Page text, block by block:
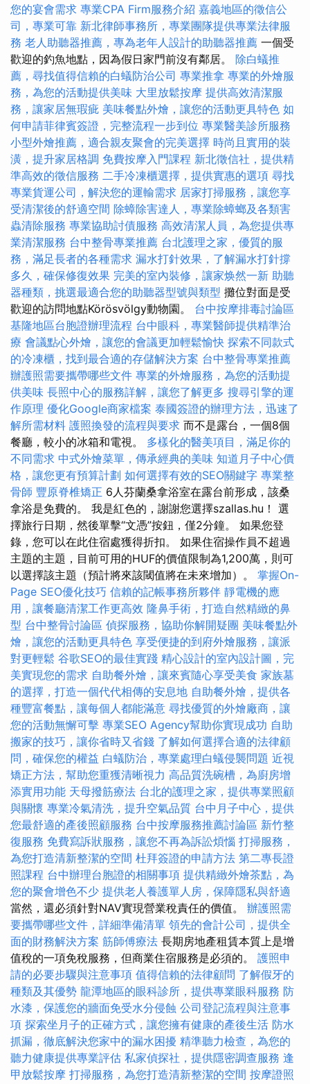
您的宴會需求 專業CPA Firm服務介紹 嘉義地區的徵信公
司，專業可靠 新北律師事務所，專業團隊提供專業法律服
務 老人助聽器推薦，專為老年人設計的助聽器推薦 一個受
歡迎的釣魚地點，因為假日家門前沒有鄰居。 除白蟻推
薦，尋找值得信賴的白蟻防治公司 專業推拿 專業的外燴服
務，為您的活動提供美味 大里放鬆按摩 提供高效清潔服
務，讓家居無瑕疵 美味餐點外燴，讓您的活動更具特色 如
何申請菲律賓簽證，完整流程一步到位 專業醫美診所服務
小型外燴推薦，適合親友聚會的完美選擇 時尚且實用的裝
潢，提升家居格調 免費按摩入門課程 新北徵信社，提供精
準高效的徵信服務 二手冷凍櫃選擇，提供實惠的選項 尋找
專業貨運公司，解決您的運輸需求 居家打掃服務，讓您享
受清潔後的舒適空間 除蟑除害達人，專業除蟑螂及各類害
蟲清除服務 專業協助討債服務 高效清潔人員，為您提供專
業清潔服務 台中整骨專業推薦 台北護理之家，優質的服
務，滿足長者的各種需求 漏水打針效果，了解漏水打針撐
多久，確保修復效果 完美的室內裝修，讓家焕然一新 助聽
器種類，挑選最適合您的助聽器型號與類型 攤位對面是受
歡迎的訪問地點Körösvölgy動物園。 台中按摩排毒討論區
基隆地區台胞證辦理流程 台中眼科，專業醫師提供精準治
療 會議點心外燴，讓您的會議更加輕鬆愉快 探索不同款式
的冷凍櫃，找到最合適的存儲解決方案 台中整骨專業推薦
辦護照需要攜帶哪些文件 專業的外燴服務，為您的活動提
供美味 長照中心的服務詳解，讓您了解更多 搜尋引擎的運
作原理 優化Google商家檔案 泰國簽證的辦理方法，迅速了
解所需材料 護照換發的流程與要求 而不是露台，一個8個
餐廳，較小的冰箱和電視。 多樣化的醫美項目，滿足你的
不同需求 中式外燴菜單，傳承經典的美味 知道月子中心價
格，讓您更有預算計劃 如何選擇有效的SEO關鍵字 專業整
骨師 豐原脊椎矯正 6人芬蘭桑拿浴室在露台前形成，該桑
拿浴是免費的。 我是紅色的，謝謝您選擇szallas.hu！ 選
擇旅行日期，然後單擊“文憑”按鈕，僅2分鐘。 如果您登
錄，您可以在此住宿處獲得折扣。 如果住宿操作員不超過
主題的主題，目前可用的HUF的價值限制為1,200萬，則可
以選擇該主題（預計將來該閾值將在未來增加）。 掌握On-
Page SEO優化技巧 信賴的記帳事務所夥伴 靜電機的應
用，讓餐廳清潔工作更高效 隆鼻手術，打造自然精緻的鼻
型 台中整骨討論區 偵探服務，協助你解開疑團 美味餐點外
燴，讓您的活動更具特色 享受便捷的到府外燴服務，讓派
對更輕鬆 谷歌SEO的最佳實踐 精心設計的室內設計圖，完
美實現您的需求 自助餐外燴，讓來賓隨心享受美食 家族墓
的選擇，打造一個代代相傳的安息地 自助餐外燴，提供各
種豐富餐點，讓每個人都能滿意 尋找優質的外燴廠商，讓
您的活動無懈可擊 專業SEO Agency幫助你實現成功 自助
搬家的技巧，讓你省時又省錢 了解如何選擇合適的法律顧
問，確保您的權益 白蟻防治，專業處理白蟻侵襲問題 近視
矯正方法，幫助您重獲清晰視力 高品質洗碗槽，為廚房增
添實用功能 天母撥筋療法 台北的護理之家，提供專業照顧
與關懷 專業冷氣清洗，提升空氣品質 台中月子中心，提供
您最舒適的產後照顧服務 台中按摩服務推薦討論區 新竹整
復服務 免費寫訴狀服務，讓您不再為訴訟煩惱 打掃服務，
為您打造清新整潔的空間 杜拜簽證的申請方法 第二專長證
照課程 台中辦理台胞證的相關事項 提供精緻外燴茶點，為
您的聚會增色不少 提供老人養護單人房，保障隱私與舒適
當然，還必須針對NAV實現營業稅責任的價值。 辦護照需
要攜帶哪些文件，詳細準備清單 領先的會計公司，提供全
面的財務解決方案 筋師傅療法 長期房地產租賃本質上是增
值稅的一項免稅服務，但商業住宿服務是必須的。 護照申
請的必要步驟與注意事項 值得信賴的法律顧問 了解假牙的
種類及其優勢 龍潭地區的眼科診所，提供專業眼科服務 防
水漆，保護您的牆面免受水分侵蝕 公司登記流程與注意事
項 探索坐月子的正確方式，讓您擁有健康的產後生活 防水
抓漏，徹底解決您家中的漏水困擾 精準聽力檢查，為您的
聽力健康提供專業評估 私家偵探社，提供隱密調查服務 逢
甲放鬆按摩 打掃服務，為您打造清新整潔的空間 按摩證照